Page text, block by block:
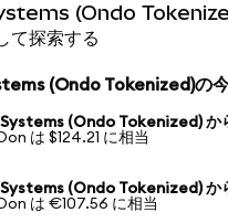
(Ondo
て探索する
(Ondo Tokenized)の
(Ondo Tokenized) か
は $124.21 に相当
(Ondo Tokenized) か
は €107.56 に相当